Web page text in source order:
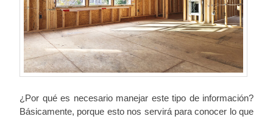
¿Por qué es necesario manejar este tipo de información?
Básicamente, porque esto nos servirá para conocer lo que